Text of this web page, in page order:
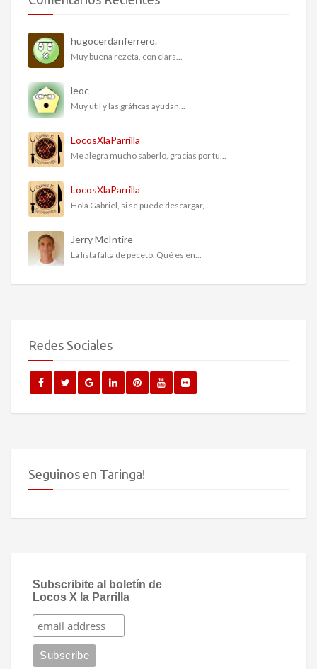
hugocerdanferrero.
Muy buena rezeta, con clars...
leoc
Muy util y las gráficas ayudan...
LocosXlaParrilla
Me alegra mucho saberlo, gracias por tu...
LocosXlaParrilla
Hola Gabriel, si se puede descargar,...
Jerry McIntire
La lista falta de peceto. Qué es en...
Redes Sociales
Seguinos en Taringa!
Subscribite al boletín de
Locos X la Parrilla